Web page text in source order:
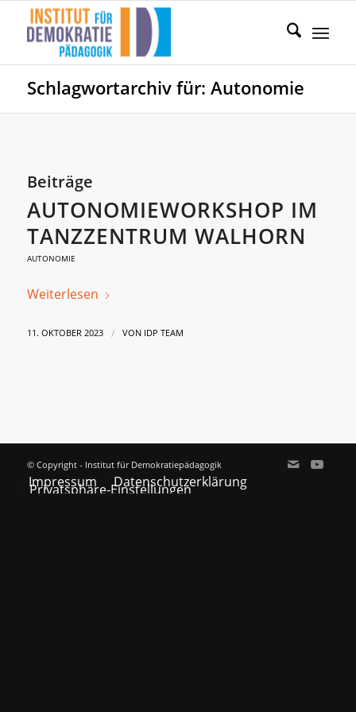
Schlagwortarchiv für: Autonomie
Beiträge
AUTONOMIEWORKSHOP IM
TANZZENTRUM WALHORN
AUTONOMIE
Weiterlesen
11. OKTOBER 2023 / VON IDP TEAM
© Copyright - Institut für Demokratiepädagogik
Impressum Datenschutzerklärung
Privatsphäre-Einstellungen